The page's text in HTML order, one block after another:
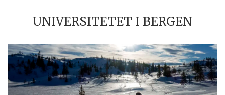
UNIVERSITETET I BERGEN